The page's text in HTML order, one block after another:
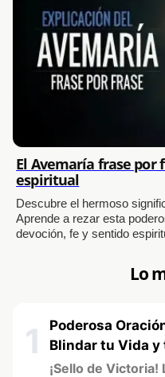
El Avemaría frase por
espiritual
Descubre el hermoso
Aprende a rezar esta
devoción, fe y sentido
Lo
1
Poderosa
Blindar tu Vida y
¡Sello de Victoria!